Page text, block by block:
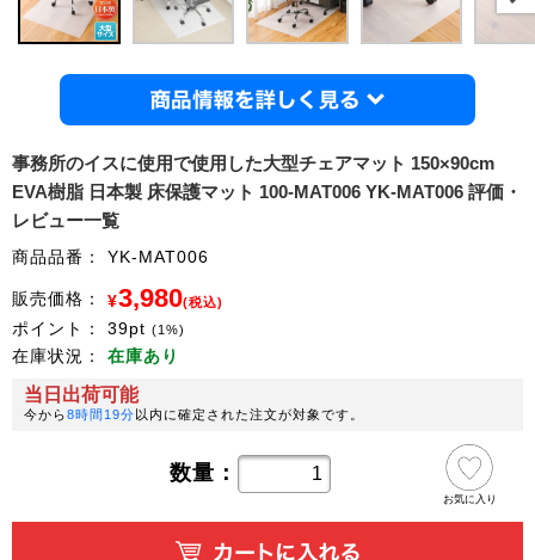
事務所のイスに使用で使用した大型チェアマット 150×90cm
EVA樹脂 日本製 床保護マット 100-MAT006 YK-MAT006 評価・
レビュー一覧
商品品番： YK-MAT006
販売価格： ¥3,980(税込)
ポイント： 39pt (1%)
在庫状況： 在庫あり
当日出荷可能
今から8時間19分以内に確定された注文が対象です。
数量：
お気に入り